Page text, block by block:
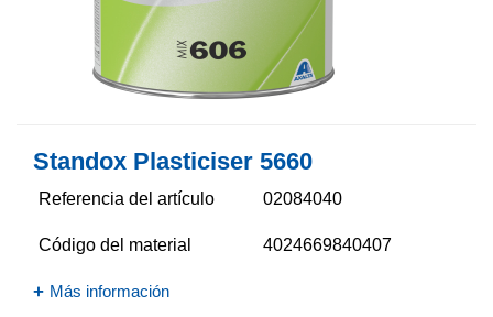
Standox Plasticiser 5660​
Referencia del artículo 02084040
Código del material 4024669840407
Más información